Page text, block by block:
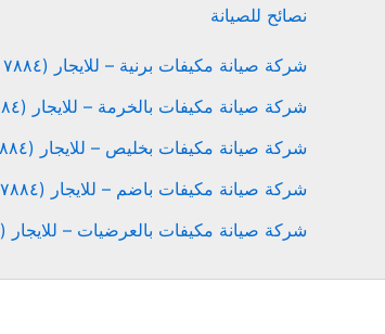
نصائح للصيانة
شركة صيانة مكيفات برنية – للايجار (٠٠٢٠١٥١٥٨٠٧٨٨٤)
شركة صيانة مكيفات بالخرمة – للايجار (٠٠٢٠١٥١٥٨٠٧٨٨٤)
شركة صيانة مكيفات بخليص – للايجار (٠٠٢٠١٥١٥٨٠٧٨٨٤)
شركة صيانة مكيفات باضم – للايجار (٠٠٢٠١٥١٥٨٠٧٨٨٤)
شركة صيانة مكيفات بالعرضيات – للايجار (٠٠٢٠١٥١٥٨٠٧٨٨٤)